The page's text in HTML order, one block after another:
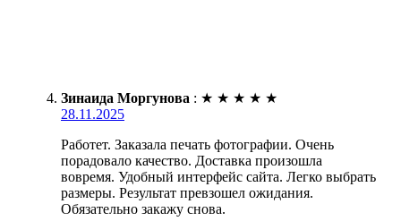
Зинаида Моргунова : ★ ★ ★ ★ ★
28.11.2025
Работет. Заказала печать фотографии. Очень
порадовало качество. Доставка произошла
вовремя. Удобный интерфейс сайта. Легко выбрать
размеры. Результат превзошел ожидания.
Обязательно закажу снова.